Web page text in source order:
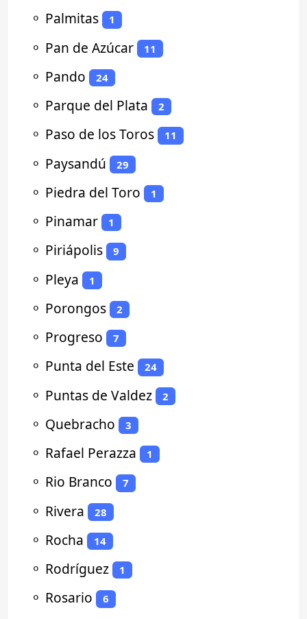
⚬ Palmitas 1
⚬ Pan de Azúcar 11
⚬ Pando 24
⚬ Parque del Plata 2
⚬ Paso de los Toros 11
⚬ Paysandú 29
⚬ Piedra del Toro 1
⚬ Pinamar 1
⚬ Piriápolis 9
⚬ Pleya 1
⚬ Porongos 2
⚬ Progreso 7
⚬ Punta del Este 24
⚬ Puntas de Valdez 2
⚬ Quebracho 3
⚬ Rafael Perazza 1
⚬ Rio Branco 7
⚬ Rivera 28
⚬ Rocha 14
⚬ Rodríguez 1
⚬ Rosario 6